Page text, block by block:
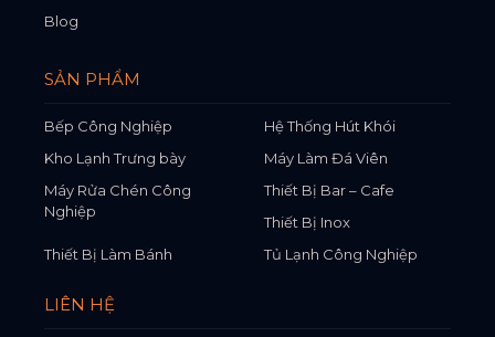
Blog
SẢN PHẨM
Bếp Công Nghiệp
Hệ Thống Hút Khói
Kho Lạnh Trưng bày
Máy Làm Đá Viên
Máy Rửa Chén Công
Nghiệp
Thiết Bị Bar – Cafe
Thiết Bị Inox
Thiết Bị Làm Bánh
Tủ Lạnh Công Nghiệp
LIÊN HỆ